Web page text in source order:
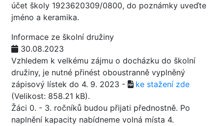
účet školy 1923620309/0800, do poznámky uveďte
jméno a keramika.
Informace ze školní družiny
30.08.2023
Vzhledem k velkému zájmu o docházku do školní
družiny, je nutné přinést oboustranně vyplněný
zápisový lístek do 4. 9. 2023 -
ke stažení zde
(Velikost: 858.21 kB).
Žáci 0. - 3. ročníků budou přijati přednostně. Po
naplnění kapacity nabídneme volná místa 4.